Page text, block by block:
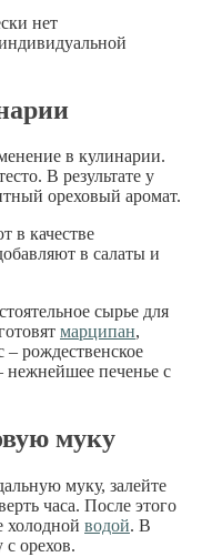
нет
в кулинарии.
В результате у
ореховый аромат.
в качестве
в салаты и
сырье для
марципан,
– рождественское
нежнейшее печенье с
муку
муку, залейте
часа. После этого
холодной водой. В
с орехов.